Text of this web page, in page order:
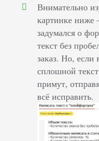
Внимательно
картинке ниже
задумался о
текст без
заказ. Но,
сплошной
примут,
всё исправить.